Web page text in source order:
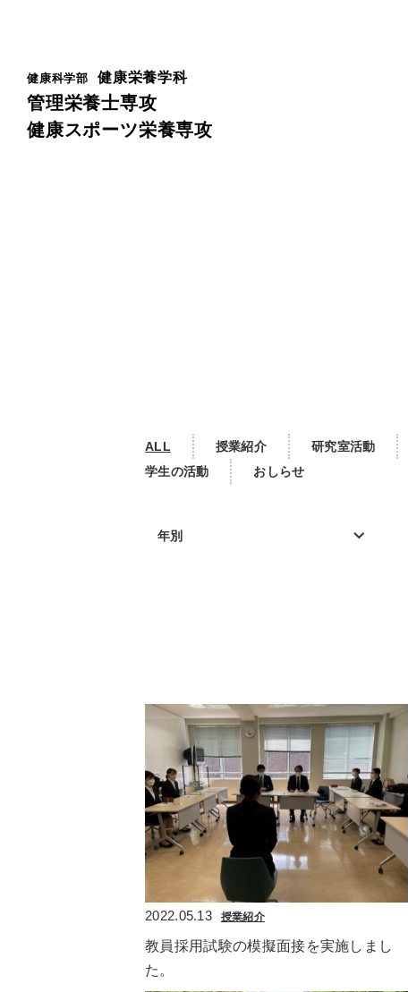
健康科学部 健康栄養学科
管理栄養士専攻
健康スポーツ栄養専攻
ALL 授業紹介 研究室活動
学生の活動
おしらせ
年別
2022.05.13 授業紹介
教員採用試験の模擬面接を実施しまし
た。